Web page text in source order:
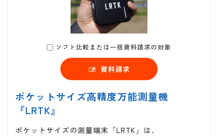
ソフト比較または一括資料請求の対象
資料請求
ポケットサイズ高精度万能測量機
『LRTK』
ポケットサイズの測量端末「LRTK」は、